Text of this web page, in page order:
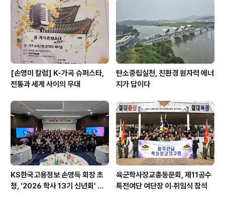
[손영미 칼럼] K-가곡 슈퍼스타,
전통과 세계 사이의 무대
탄소중립실천, 친환경 원자력 에너
지가 답이다
KS한국고용정보 손영득 회장 초
청, '2026 학사 13기 신년회' 성
육군학사장교총동문회, 제11공수
특전여단 여단장 이·취임식 참석